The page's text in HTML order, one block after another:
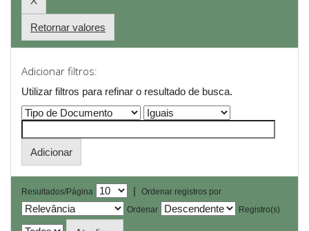
Retornar valores
Adicionar filtros:
Utilizar filtros para refinar o resultado de busca.
Resultados/Página |
Ordenar registros por
Ordenar
Registro(s)